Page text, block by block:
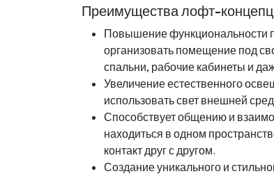
Преимущества лофт-
Повышение функциональности
организовать помещение под
спальни, рабочие кабинеты и
Увеличение естественного
использовать свет внешней
Способствует общению и
находиться в одном
контакт друг с другом.
Создание уникального и